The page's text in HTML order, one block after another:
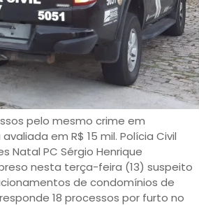
pelo mesmo crime em
em R$ 15 mil. Polícia Civil
Natal PC Sérgio Henrique
nesta terça-feira (13) suspeito
de condomínios de
18 processos por furto no